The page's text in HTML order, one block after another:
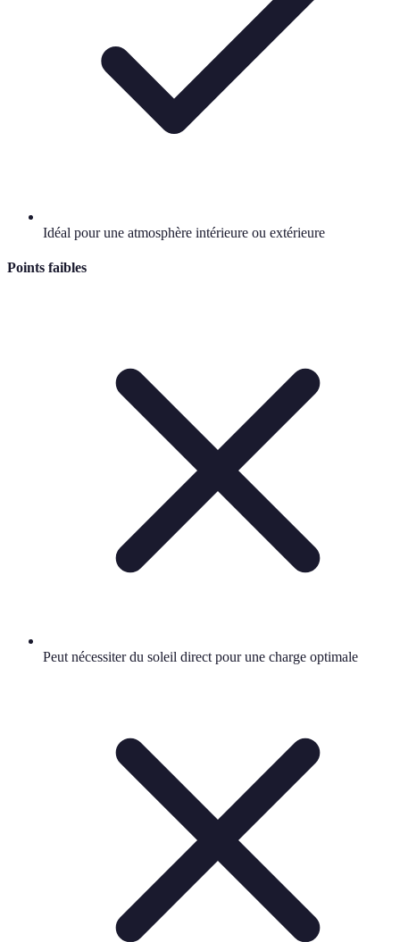
Idéal pour une atmosphère intérieure ou extérieure
Points faibles
Peut nécessiter du soleil direct pour une charge optimale